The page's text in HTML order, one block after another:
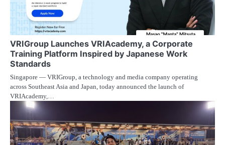
VRIGroup Launches VRIAcademy, a Corporate
Training Platform Inspired by Japanese Work
Standards
Singapore — VRIGroup, a technology and media company operating
across Southeast Asia and Japan, today announced the launch of
VRIAcademy,…